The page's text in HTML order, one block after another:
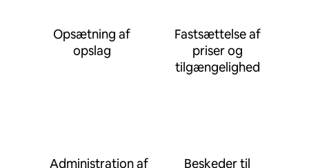
Opsætning af
opslag
Fastsættelse af
priser og
tilgængelighed
Administration af
Beskeder til